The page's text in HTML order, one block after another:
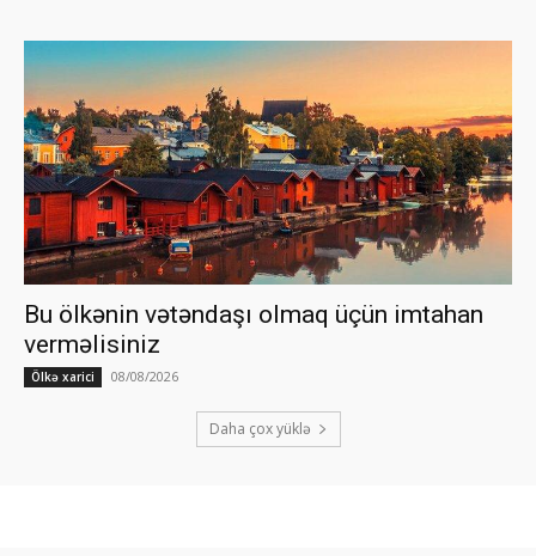
Bu ölkənin vətəndaşı olmaq üçün imtahan
verməlisiniz
Ölkə xarici 08/08/2026
Daha çox yüklə